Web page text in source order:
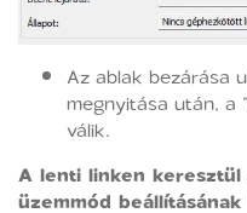
Az ablak bezárása
megnyitása után, a
válik.
A lenti linken
üzemmód